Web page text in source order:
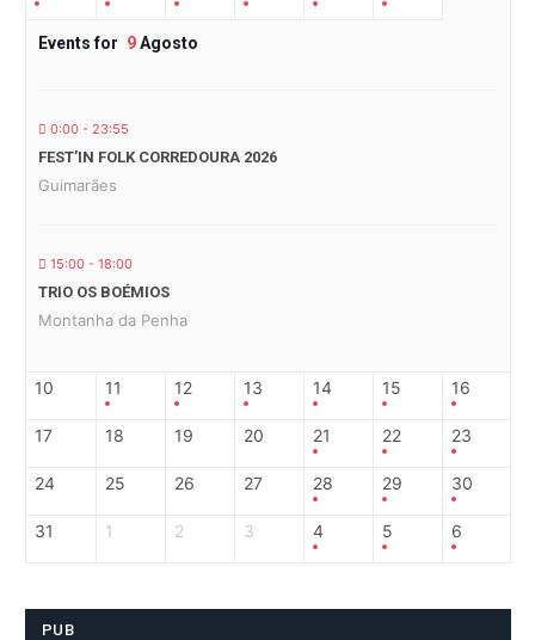
Events for 9Agosto
0:00 - 23:55
FEST’IN FOLK CORREDOURA 2026
Guimarães
15:00 - 18:00
TRIO OS BOÉMIOS
Montanha da Penha
10 11 12 13 14 15 16
17 18 19 20 21 22 23
24 25 26 27 28 29 30
31 1 2 3 4 5 6
PUB